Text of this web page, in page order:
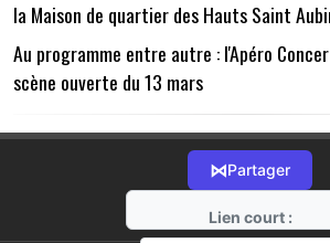
la Maison de quartier des Hauts Saint
Au programme entre autre : l'Apéro
scène ouverte du 13 mars
⋈Partager
Lien court :